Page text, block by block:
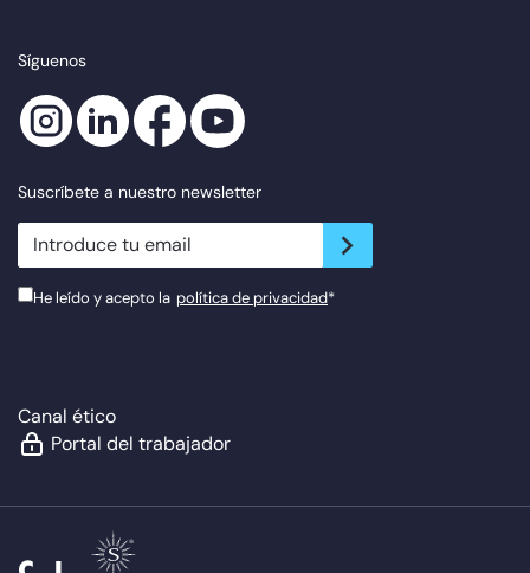
Síguenos
Suscríbete a nuestro newsletter
newsletter.suscribe
He leído y acepto la política de privacidad*
Canal ético
Portal del trabajador